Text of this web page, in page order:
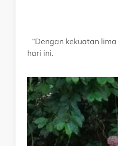
“Dengan kekuatan
hari ini.